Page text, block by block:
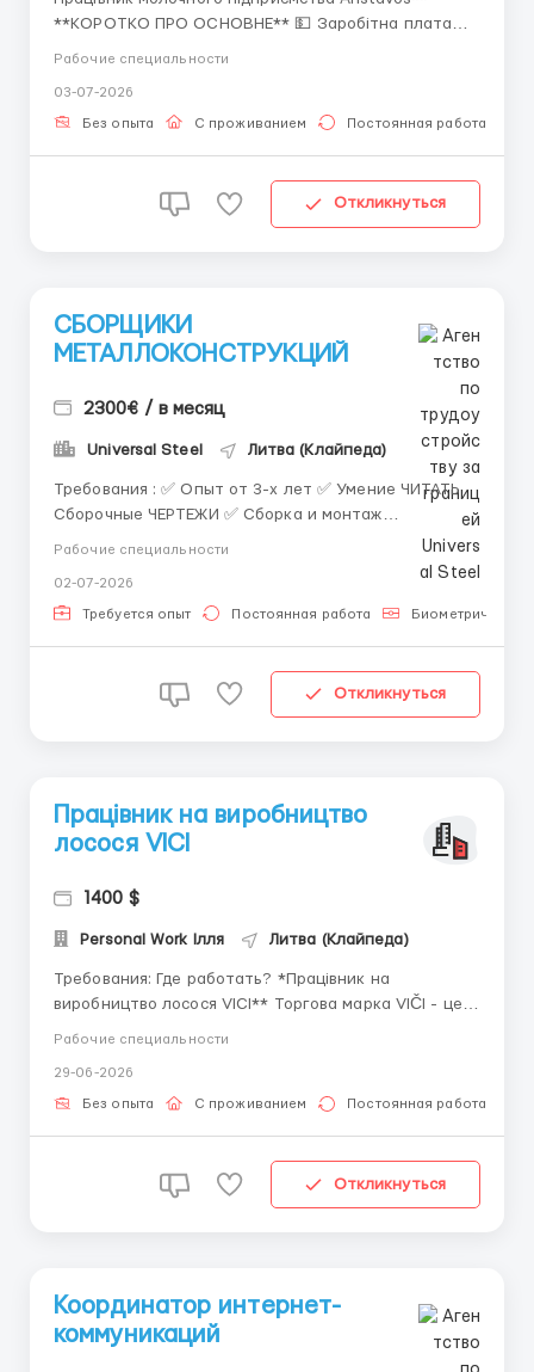
**КОРОТКО ПРО ОСНОВНЕ** 💵 Заробітна плата
Біо, без активних захистів, на момент 24.02.2022
потрібно знаходитись в Україні, литовський захист;
Рабочие специальности
03-07-2026
Без опыта С проживанием Постоянная работа
Откликнуться
СБОРЩИКИ
МЕТАЛЛОКОНСТРУКЦИЙ
2300€ / в месяц
Universal Steel Литва (Клайпеда)
Требования : ✅ Опыт от 3-х лет ✅ Умение ЧИТАТЬ
Сборочные ЧЕРТЕЖИ ✅ Сборка и монтаж
🦺 Спецодежду 🇪🇺 Работу в Литве и Европе 📋
Помогаем оформить Литовское ВНЖ 🕒 Более 220 ч./
Рабочие специальности
02-07-2026
Требуется опыт Постоянная работа Биометрический
Откликнуться
Працівник на виробництво
лосося VICI
1400 $
Personal Work Ілля Литва (Клайпеда)
Требования: Где работать? *Працівник на
виробництво лосося VICI** Торгова марка VIČI - це
виробник риби, сурімі, лосося, оселедця,
високу оцінку споживачів завдяки своїй винятковій
якості, відмінному смаку, поживним властивост...
Рабочие специальности
29-06-2026
Без опыта С проживанием Постоянная работа
Откликнуться
Координатор интернет-
коммуникаций